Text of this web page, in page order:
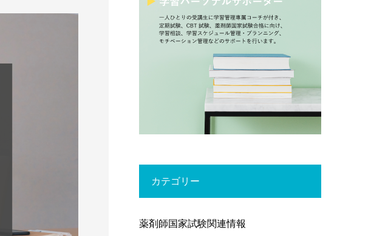
カテゴリー
薬剤師国家試験関連情報